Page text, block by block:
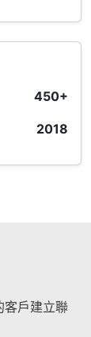
450+
2018
客戶建立聯